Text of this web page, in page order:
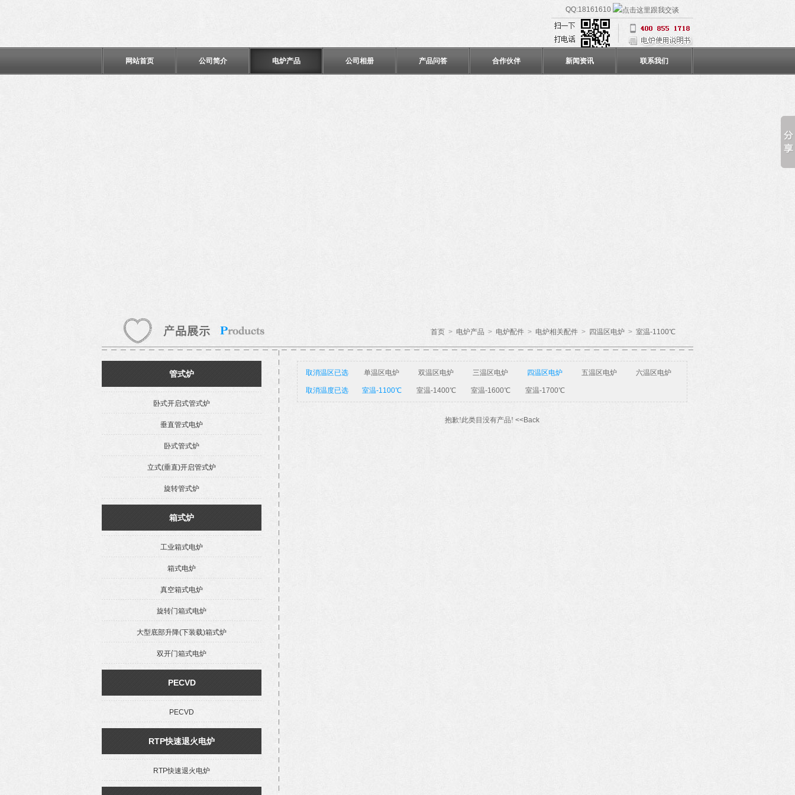
QQ:18161610
网站首页 公司简介 电炉产品 公司相册 产品问答 合作伙伴 新闻资讯 联系我们
首页 > 电炉产品 > 电炉配件 > 电炉相关配件 > 四温区电炉 > 室温-1100℃
管式炉
卧式开启式管式炉
垂直管式电炉
卧式管式炉
立式(垂直)开启管式炉
旋转管式炉
箱式炉
工业箱式电炉
箱式电炉
真空箱式电炉
旋转门箱式电炉
大型底部升降(下装载)箱式炉
双开门箱式电炉
PECVD
PECVD
RTP快速退火电炉
RTP快速退火电炉
取消温区已选 单温区电炉 双温区电炉 三温区电炉 四温区电炉 五温区电炉 六温区电炉
取消温度已选 室温-1100℃ 室温-1400℃ 室温-1600℃ 室温-1700℃
抱歉!此类目没有产品! <<Back